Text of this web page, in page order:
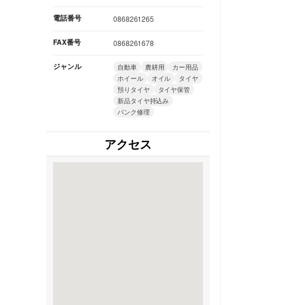
電話番号 0868261265
FAX番号 0868261678
ジャンル 自動車 農耕用
カー用品
ホイール
オイル
タイヤ
預りタイヤ
タイヤ保管
新品タイヤ持込み
パンク修理
アクセス